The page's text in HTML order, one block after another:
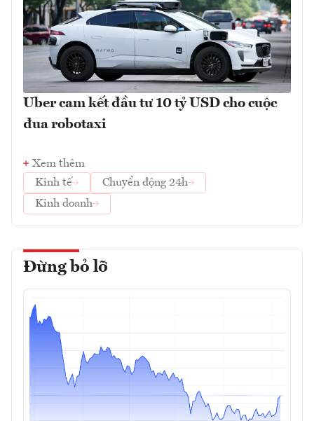
Uber cam kết đầu tư 10 tỷ USD cho cuộc
đua robotaxi
Xem thêm
Kinh tế
Chuyển động 24h
Kinh doanh
Đừng bỏ lỡ